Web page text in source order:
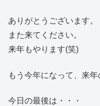
ありがとうございます。
また来てください。
来年もやります(笑)
もう今年になって、来
今日の最後は・・・